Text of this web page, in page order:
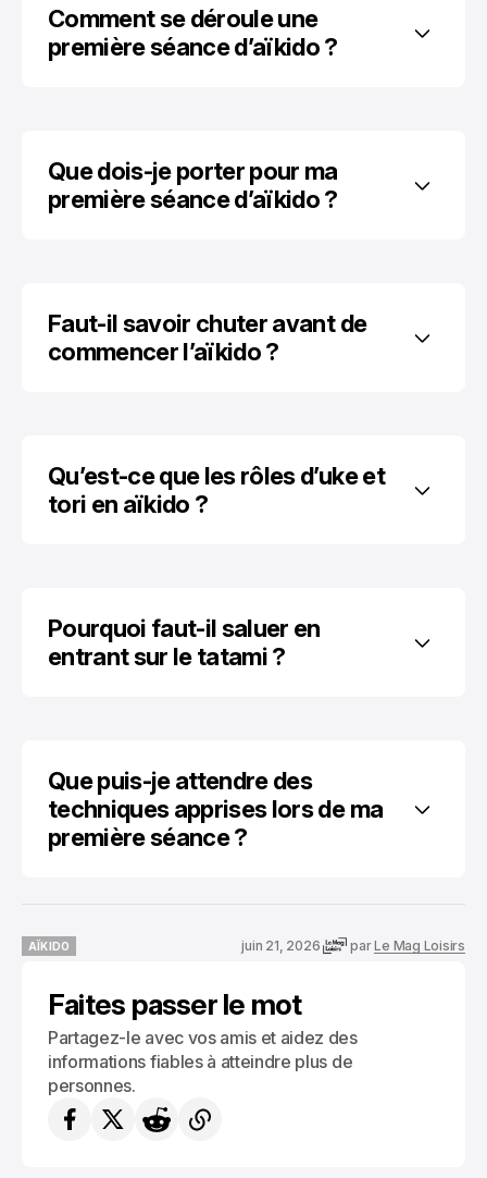
Comment se déroule une
première séance d’aïkido ?
Que dois-je porter pour ma
première séance d’aïkido ?
Faut-il savoir chuter avant de
commencer l’aïkido ?
Qu’est-ce que les rôles d’uke et
tori en aïkido ?
Pourquoi faut-il saluer en
entrant sur le tatami ?
Que puis-je attendre des
techniques apprises lors de ma
première séance ?
AÏKIDO
juin 21, 2026 parLe Mag Loisirs
Faites passer le mot
Partagez-le avec vos amis et aidez des
informations fiables à atteindre plus de
personnes.